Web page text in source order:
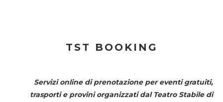
TST BOOKING
Servizi online di prenotazione per eventi gratuiti,
trasporti e provini organizzati dal Teatro Stabile di